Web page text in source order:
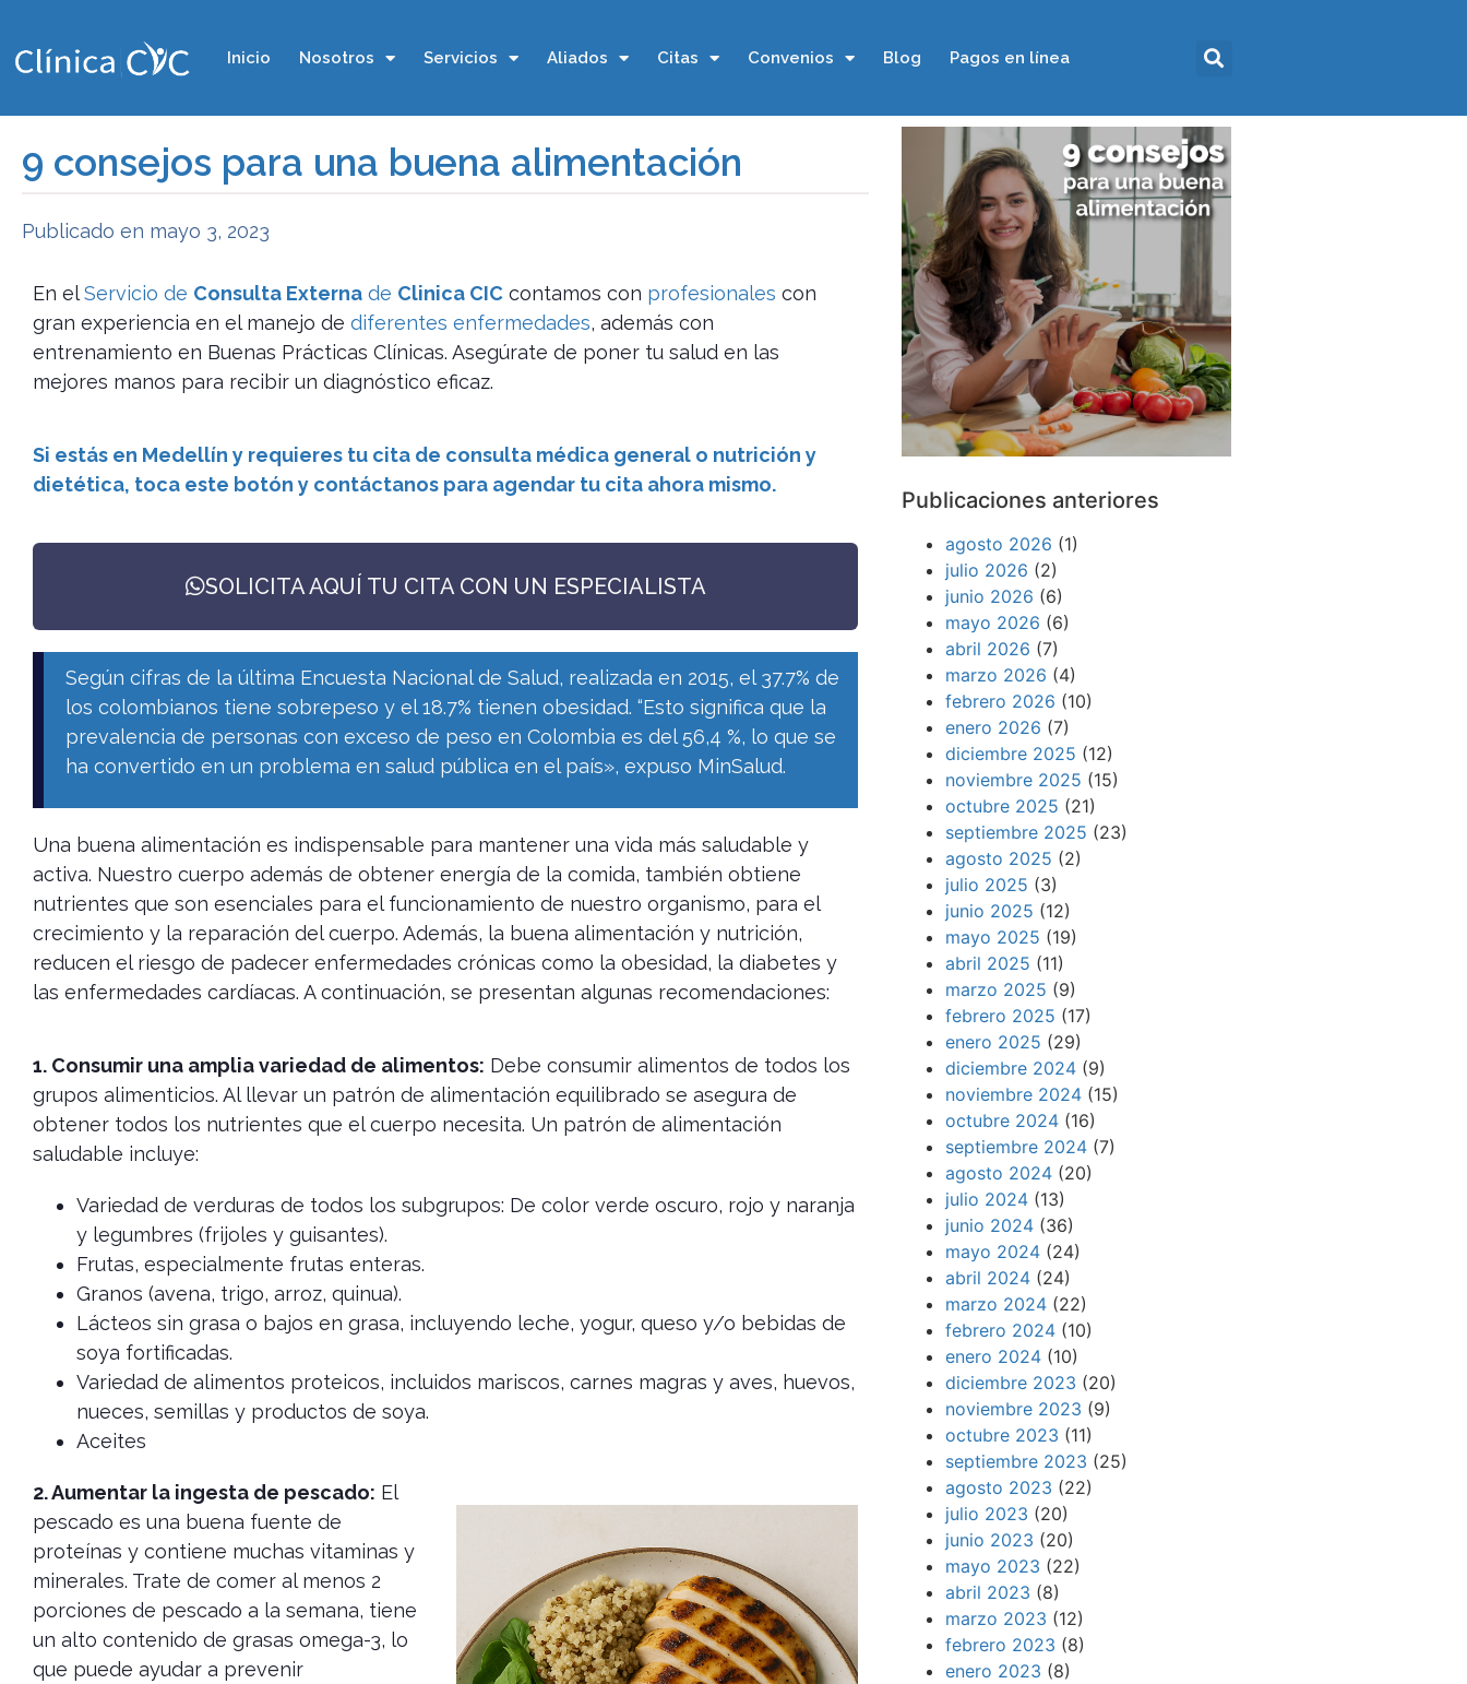
Inicio Nosotros Servicios Aliados Citas Convenios Blog Pagos en línea
9 consejos para una buena alimentación
Publicado en mayo 3, 2023
En elServicio de Consulta Externa de Clinica CIC contamos con profesionales con
gran experiencia en el manejo de diferentes enfermedades, además con
entrenamiento en Buenas Prácticas Clínicas. Asegúrate de poner tu salud en las
mejores manos para recibir un diagnóstico eficaz.
Si estás en Medellín y requieres tu cita de consulta médica general o nutrición y
dietética, toca este botón y contáctanos para agendar tu cita ahora mismo.
SOLICITA AQUÍ TU CITA CON UN ESPECIALISTA
Según cifras de la última Encuesta Nacional de Salud, realizada en 2015, el 37.7% de
los colombianos tiene sobrepeso y el 18.7% tienen obesidad. “Esto significa que la
prevalencia de personas con exceso de peso en Colombia es del 56,4 %, lo que se
ha convertido en un problema en salud pública en el país», expuso MinSalud.
Una buena alimentación es indispensable para mantener una vida más saludable y
activa. Nuestro cuerpo además de obtener energía de la comida, también obtiene
nutrientes que son esenciales para el funcionamiento de nuestro organismo, para el
crecimiento y la reparación del cuerpo. Además, la buena alimentación y nutrición,
reducen el riesgo de padecer enfermedades crónicas como la obesidad, la diabetes y
las enfermedades cardíacas. A continuación, se presentan algunas recomendaciones:
1. Consumir una amplia variedad de alimentos: Debe consumir alimentos de todos los
grupos alimenticios. Al llevar un patrón de alimentación equilibrado se asegura de
obtener todos los nutrientes que el cuerpo necesita. Un patrón de alimentación
saludable incluye:
Variedad de verduras de todos los subgrupos: De color verde oscuro, rojo y naranja
y legumbres (frijoles y guisantes).
Frutas, especialmente frutas enteras.
Granos (avena, trigo, arroz, quinua).
Lácteos sin grasa o bajos en grasa, incluyendo leche, yogur, queso y/o bebidas de
soya fortificadas.
Variedad de alimentos proteicos, incluidos mariscos, carnes magras y aves, huevos,
nueces, semillas y productos de soya.
Aceites
2. Aumentar la ingesta de pescado: El
pescado es una buena fuente de
proteínas y contiene muchas vitaminas y
minerales. Trate de comer al menos 2
porciones de pescado a la semana, tiene
un alto contenido de grasas omega-3, lo
que puede ayudar a prevenir
Publicaciones anteriores
agosto 2026 (1)
julio 2026 (2)
junio 2026 (6)
mayo 2026 (6)
abril 2026 (7)
marzo 2026 (4)
febrero 2026 (10)
enero 2026 (7)
diciembre 2025 (12)
noviembre 2025 (15)
octubre 2025 (21)
septiembre 2025 (23)
agosto 2025 (2)
julio 2025 (3)
junio 2025 (12)
mayo 2025 (19)
abril 2025 (11)
marzo 2025 (9)
febrero 2025 (17)
enero 2025 (29)
diciembre 2024 (9)
noviembre 2024 (15)
octubre 2024 (16)
septiembre 2024 (7)
agosto 2024 (20)
julio 2024 (13)
junio 2024 (36)
mayo 2024 (24)
abril 2024 (24)
marzo 2024 (22)
febrero 2024 (10)
enero 2024 (10)
diciembre 2023 (20)
noviembre 2023 (9)
octubre 2023 (11)
septiembre 2023 (25)
agosto 2023 (22)
julio 2023 (20)
junio 2023 (20)
mayo 2023 (22)
abril 2023 (8)
marzo 2023 (12)
febrero 2023 (8)
enero 2023 (8)